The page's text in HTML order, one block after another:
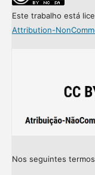
Este trabalho está
Attribution-
Nos seguintes